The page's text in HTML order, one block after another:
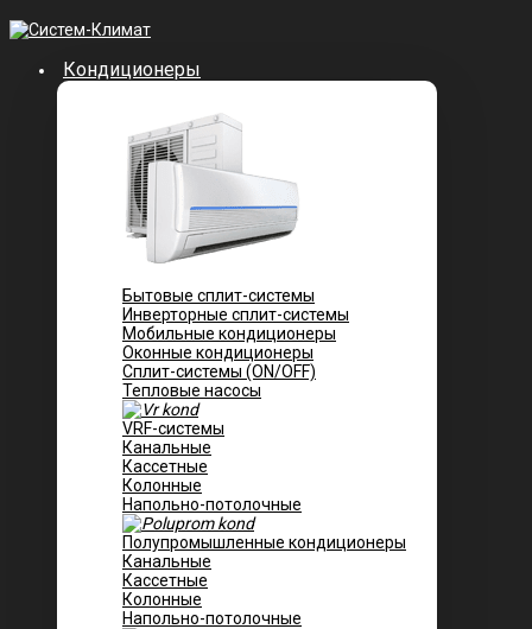
Кондиционеры
Бытовые сплит-системы
Инверторные сплит-системы
Мобильные кондиционеры
Оконные кондиционеры
Сплит-системы (ON/OFF)
Тепловые насосы
VRF-системы
Канальные
Касcетные
Колонные
Напольно-потолочные
Полупромышленные кондиционеры
Канальные
Кассетные
Колонные
Напольно-потолочные